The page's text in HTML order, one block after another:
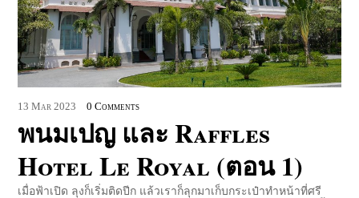
13 Mar 2023 0 Comments
พนมเปญ และ Raffles
Hotel Le Royal (ตอน 1)
เมื่อฟ้าเปิด ลุงก็เริ่มติดปีก แล้วเราก็ลุกมาเก็บกระเป๋าทำหน้าที่ศรี